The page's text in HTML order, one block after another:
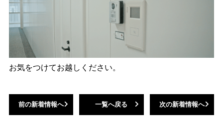
お気をつけてお越しください。
前の新着情報へ 一覧へ戻る 次の新着情報へ